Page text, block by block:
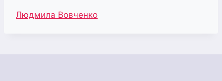
Метки
Людмила Вовченко